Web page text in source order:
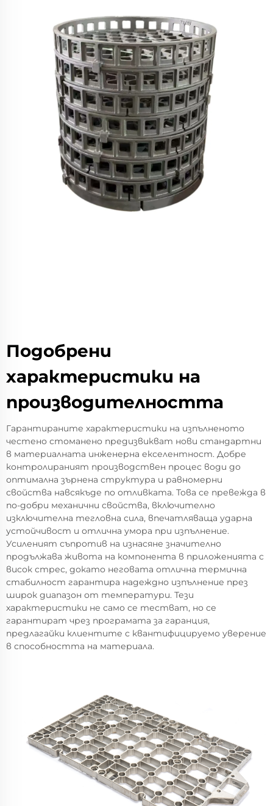
Подобрени
характеристики на
производителността
Гарантираните характеристики на изпълненото
честено стоманено предизвикват нови стандартни
в материалната инженерна екселентност. Добре
контролираният производствен процес води до
оптимална зърнена структура и равномерни
свойства навсякъде по отливката. Това се превежда в
по-добри механични свойства, включително
изключителна тегловна сила, впечатляваща ударна
устойчивост и отлична умора при изпълнение.
Усиленият съпротив на изнасяне значително
продължава живота на компонента в приложенията с
висок стрес, докато неговата отлична термична
стабилност гарантира надеждно изпълнение през
широк диапазон от температури. Тези
характеристики не само се тестват, но се
гарантират чрез програмата за гаранция,
предлагайки клиентите с квантифицируемо уверение
в способността на материала.